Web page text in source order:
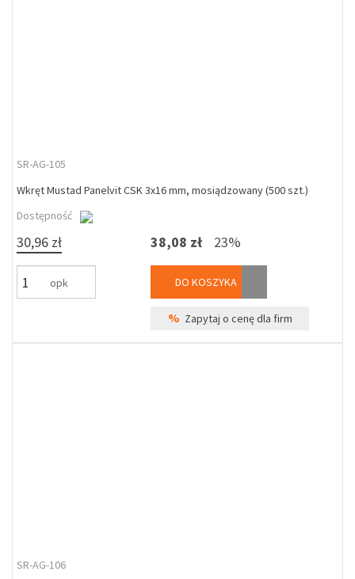
SR-AG-105
Wkręt Mustad Panelvit CSK 3x16 mm, mosiądzowany (500 szt.)
Dostępność
30,96 zł
opk
38,08 zł 23%
DO KOSZYKA
% Zapytaj o cenę dla firm
SR-AG-106